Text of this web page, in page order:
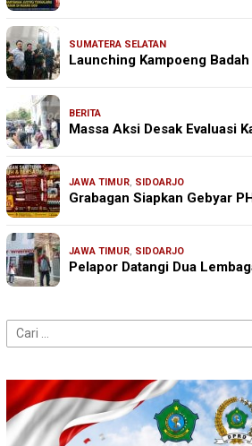
SUMATERA SELATAN
Launching Kampoeng
BERITA
Massa Aksi Desak Evaluasi
JAWA TIMUR, SIDOARJO
Grabagan Siapkan Gebyar
JAWA TIMUR, SIDOARJO
Pelapor Datangi Dua
Cari
untuk: